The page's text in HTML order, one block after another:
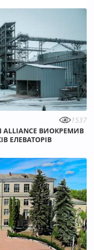
1537
ВИОКРЕМИВ
ЕЛЕВАТОРІВ